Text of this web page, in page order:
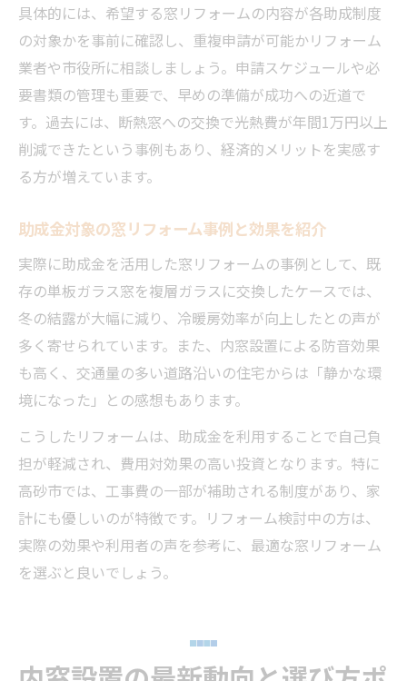
具体的には、希望する窓リフォームの内容が各助成制度
の対象かを事前に確認し、重複申請が可能かリフォーム
業者や市役所に相談しましょう。申請スケジュールや必
要書類の管理も重要で、早めの準備が成功への近道で
す。過去には、断熱窓への交換で光熱費が年間1万円以上
削減できたという事例もあり、経済的メリットを実感す
る方が増えています。
助成金対象の窓リフォーム事例と効果を紹介
実際に助成金を活用した窓リフォームの事例として、既
存の単板ガラス窓を複層ガラスに交換したケースでは、
冬の結露が大幅に減り、冷暖房効率が向上したとの声が
多く寄せられています。また、内窓設置による防音効果
も高く、交通量の多い道路沿いの住宅からは「静かな環
境になった」との感想もあります。
こうしたリフォームは、助成金を利用することで自己負
担が軽減され、費用対効果の高い投資となります。特に
高砂市では、工事費の一部が補助される制度があり、家
計にも優しいのが特徴です。リフォーム検討中の方は、
実際の効果や利用者の声を参考に、最適な窓リフォーム
を選ぶと良いでしょう。